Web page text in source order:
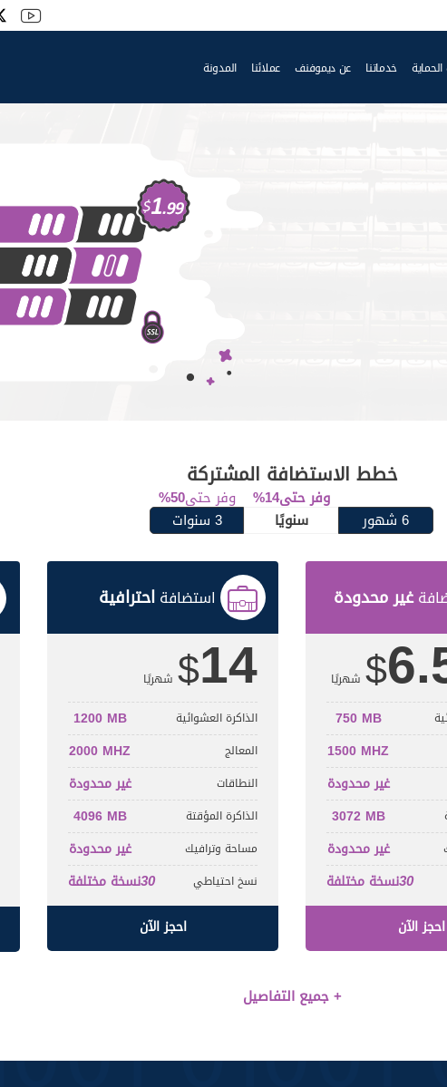
المدونة عملائنا عن ديموفنف خدماتنا
خطط الاستضافة المشتركة
%50وفر حتى
3 سنوات
%14وفر حتى
سنويًا
6 شهور
غير محدودة
$ شهريًا
750 MB
1500 MHZ
غير محدودة
3072 MB
غير محدودة
نسخة مختلفة30
احجز الآن
استضافةاحترافية
$14
شهريًا
الذاكرة العشوائية
1200 MB
المعالج 2000 MHZ
النطاقات غير محدودة
الذاكرة المؤقتة 4096 MB
مساحة وترافيك غير محدودة
نسخ احتياطي نسخة مختلفة30
احجز الآن
جميع التفاصيل +